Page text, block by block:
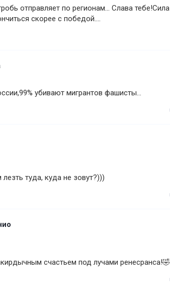
отправляет по регионам... Слава тебе!Сила
скорее с победой....
убивают мигрантов фашисты...
туда, куда не зовут?)))
счастьем под лучами ренесранса!🤣